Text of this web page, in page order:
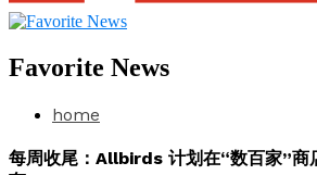
Favorite News
home
每周收尾：Allbirds 计划在“数百家”商